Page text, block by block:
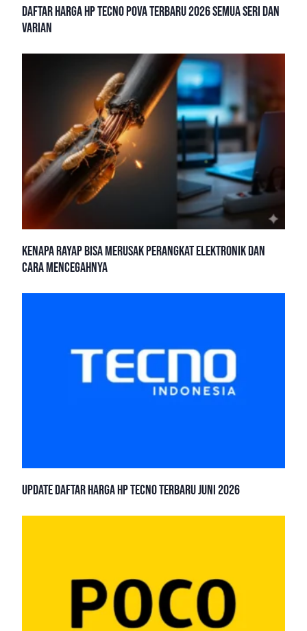
Daftar Harga HP Tecno Pova Terbaru 2026 Semua Seri dan
Varian
Kenapa Rayap Bisa Merusak Perangkat Elektronik dan
Cara Mencegahnya
Update Daftar Harga HP TECNO Terbaru Juni 2026